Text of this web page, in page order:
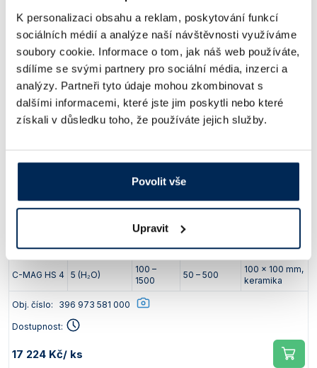
K personalizaci obsahu a reklam, poskytování funkcí
sociálních médií a analýze naší návštěvnosti využíváme
soubory cookie. Informace o tom, jak náš web používáte,
sdílíme se svými partnery pro sociální média, inzerci a
analýzy. Partneři tyto údaje mohou zkombinovat s
dalšími informacemi, které jste jim poskytli nebo které
získali v důsledku toho, že používáte jejich služby.
Povolit vše
Upravit
kapacita [l]
Otáčky
[ot/min]
rozsah [°C]
plocha
C-MAG HS 4 5 (H₂O)
100 –
1500
50 – 500
100 x 100 mm,
keramika
Obj. číslo: 396 973 581 000
Dostupnost:
17 224 Kč/ ks